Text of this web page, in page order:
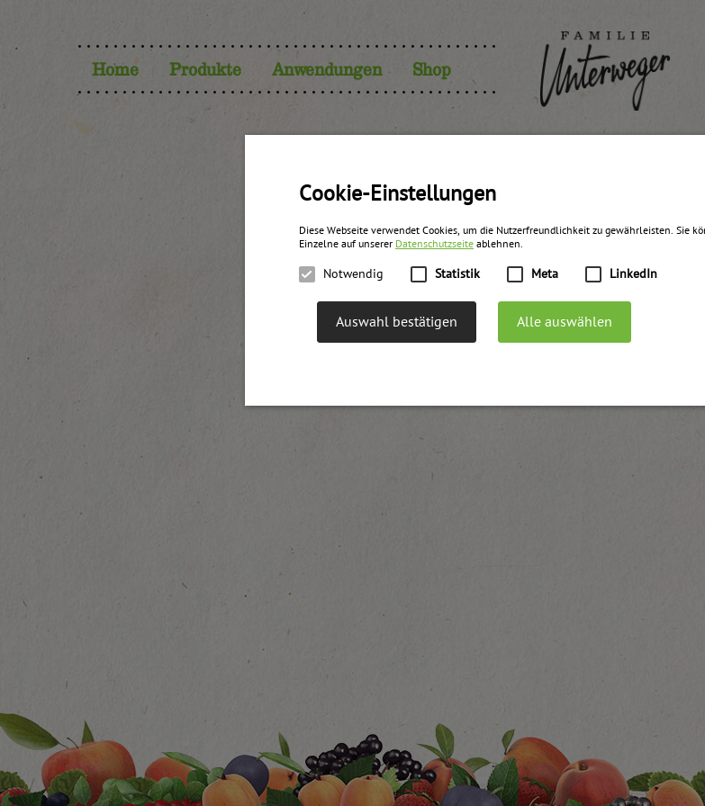
Cookie-Einstellungen
Diese Webseite verwendet Cookies, um die Nutzerfreundlichkeit zu gewährleisten. Sie
Einzelne auf unserer Datenschutzseite ablehnen.
Notwendig Statistik Meta LinkedIn
Auswahl bestätigen Alle auswählen
Home Produkte Anwendungen Shop